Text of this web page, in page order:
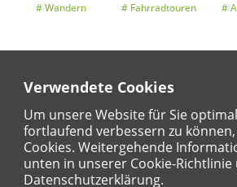
Verwendete Cookies
Um unsere Website für Sie
fortlaufend verbessern zu
Cookies. Weitergehende
unten in unserer Cookie-
Datenschutzerklärung.
Wandern Fahrradtouren
Entdeckertouren Ansichten
Regional
Karte